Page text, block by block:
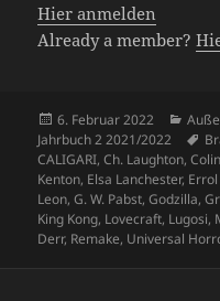
Hier anmelden
Already a member?
Veröffentlicht
am
6. Februar 2022
Jahrbuch 2 2021/2022
CALIGARI,Ch. Laughton,
Kenton, Elsa Lanchester,
Leon,G. W. Pabst,Godzilla,
King Kong, Lovecraft, Lugosi,
Derr, Remake, Universal